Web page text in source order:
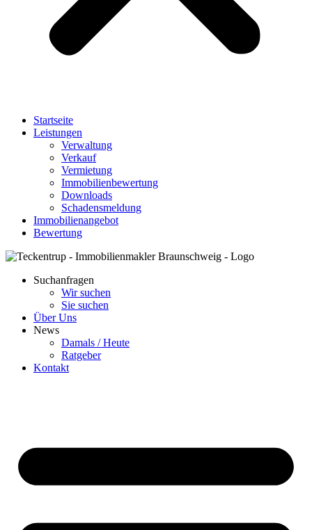
Startseite
Leistungen
Verwaltung
Verkauf
Vermietung
Immobilienbewertung
Downloads
Schadensmeldung
Immobilienangebot
Bewertung
Suchanfragen
Wir suchen
Sie suchen
Über Uns
News
Damals / Heute
Ratgeber
Kontakt